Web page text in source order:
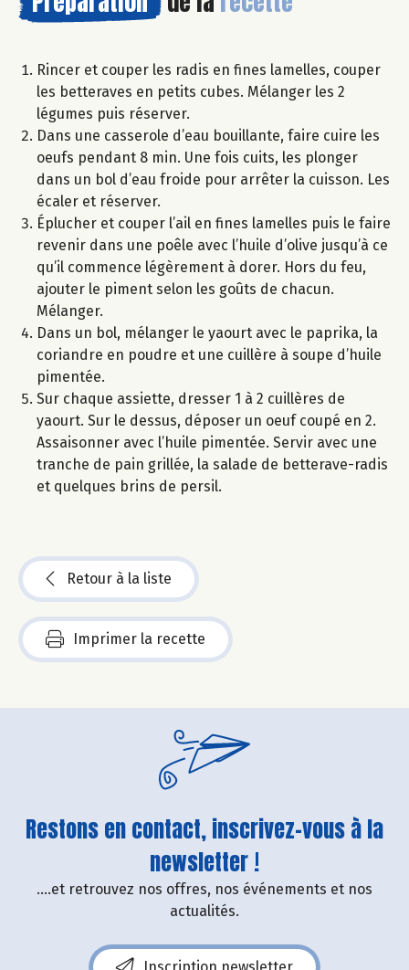
Rincer et couper les radis en fines lamelles, couper
les betteraves en petits cubes. Mélanger les 2
légumes puis réserver.
Dans une casserole d’eau bouillante, faire cuire les
oeufs pendant 8 min. Une fois cuits, les plonger
dans un bol d’eau froide pour arrêter la cuisson. Les
écaler et réserver.
Éplucher et couper l’ail en fines lamelles puis le faire
revenir dans une poêle avec l’huile d’olive jusqu’à ce
qu’il commence légèrement à dorer. Hors du feu,
ajouter le piment selon les goûts de chacun.
Mélanger.
Dans un bol, mélanger le yaourt avec le paprika, la
coriandre en poudre et une cuillère à soupe d’huile
pimentée.
Sur chaque assiette, dresser 1 à 2 cuillères de
yaourt. Sur le dessus, déposer un oeuf coupé en 2.
Assaisonner avec l’huile pimentée. Servir avec une
tranche de pain grillée, la salade de betterave-radis
et quelques brins de persil.
Retour à la liste
Imprimer la recette
Restons en contact, inscrivez-vous à la
newsletter !
....et retrouvez nos offres, nos événements et nos
actualités.